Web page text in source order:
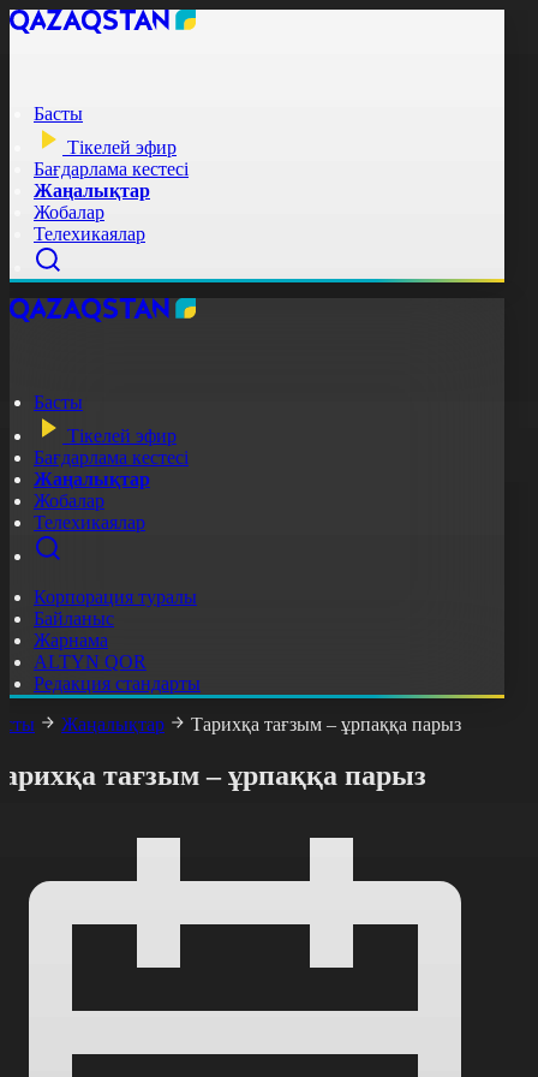
Басты
Тікелей эфир
Бағдарлама кестесі
Жаңалықтар
Жобалар
Телехикаялар
Басты
Тікелей эфир
Бағдарлама кестесі
Жаңалықтар
Жобалар
Телехикаялар
Корпорация туралы
Байланыс
Жарнама
ALTYN QOR
Редакция стандарты
Жаңалықтар Тарихқа тағзым – ұрпаққа парыз
тағзым – ұрпаққа парыз